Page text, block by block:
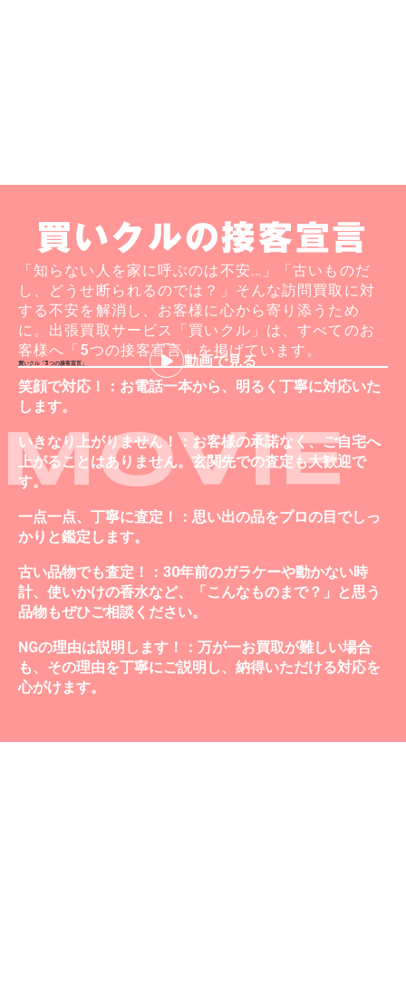
買いクルの接客宣言
「知らない人を家に呼ぶのは不安…」「古いものだ
し、どうせ断られるのでは？」そんな訪問買取に対
する不安を解消し、お客様に心から寄り添うため
に。出張買取サービス「買いクル」は、すべてのお
客様へ「5つの接客宣言」を掲げています。
動画で見る
買いクル「5つの接客宣言」
笑顔で対応！：お電話一本から、明るく丁寧に対応いた
します。
いきなり上がりません！：お客様の承諾なく、ご自宅へ
上がることはありません。玄関先での査定も大歓迎で
す。
一点一点、丁寧に査定！：思い出の品をプロの目でしっ
かりと鑑定します。
古い品物でも査定！：30年前のガラケーや動かない時
計、使いかけの香水など、「こんなものまで？」と思う
品物もぜひご相談ください。
NGの理由は説明します！：万が一お買取が難しい場合
も、その理由を丁寧にご説明し、納得いただける対応を
心がけます。
MOVIE